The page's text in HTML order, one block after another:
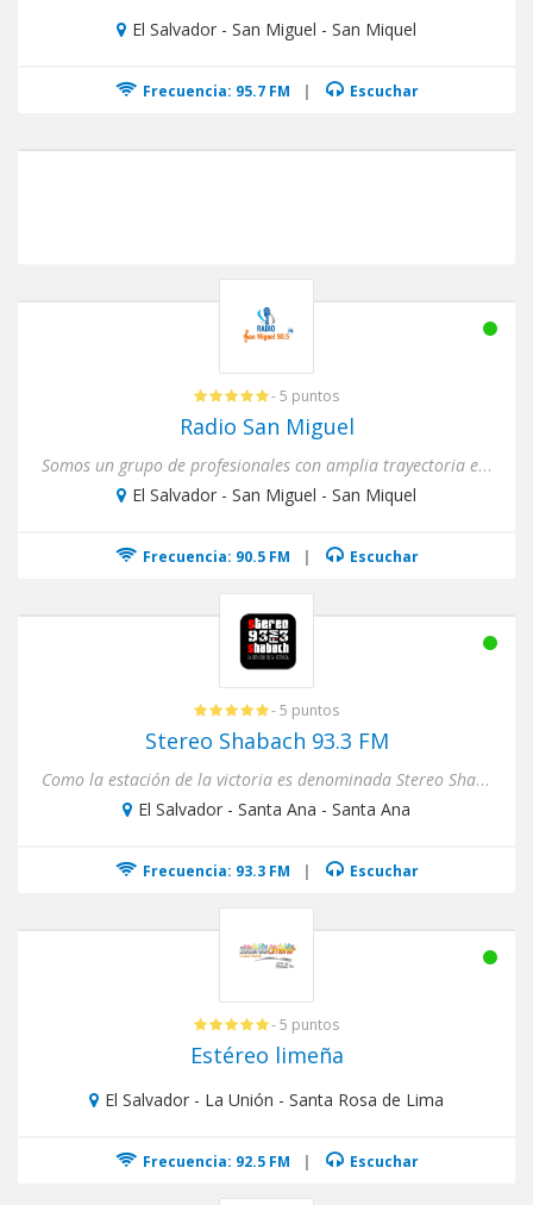
El Salvador - San Miguel - San Miquel
Frecuencia: 95.7 FM | Escuchar
- 5 puntos
Radio San Miguel
Somos un grupo de profesionales con amplia trayectoria en medios de comunicación que hemos adquirido Radio Siglo 21 ...
El Salvador - San Miguel - San Miquel
Frecuencia: 90.5 FM | Escuchar
- 5 puntos
Stereo Shabach 93.3 FM
Como la estación de la victoria es denominada Stereo Shabach en el 93.3 FM en la ciudad de Santa Ana, emite las 24 h...
El Salvador - Santa Ana - Santa Ana
Frecuencia: 93.3 FM | Escuchar
- 5 puntos
Estéreo limeña
El Salvador - La Unión - Santa Rosa de Lima
Frecuencia: 92.5 FM | Escuchar